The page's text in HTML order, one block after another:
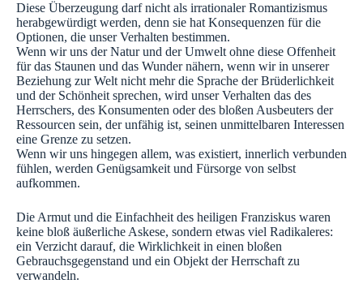
Diese Überzeugung darf nicht als irrationaler Romantizismus
herabgewürdigt werden, denn sie hat Konsequenzen für die
Optionen, die unser Verhalten bestimmen.
Wenn wir uns der Natur und der Umwelt ohne diese Offenheit
für das Staunen und das Wunder nähern, wenn wir in unserer
Beziehung zur Welt nicht mehr die Sprache der Brüderlichkeit
und der Schönheit sprechen, wird unser Verhalten das des
Herrschers, des Konsumenten oder des bloßen Ausbeuters der
Ressourcen sein, der unfähig ist, seinen unmittelbaren Interessen
eine Grenze zu setzen.
Wenn wir uns hingegen allem, was existiert, innerlich verbunden
fühlen, werden Genügsamkeit und Fürsorge von selbst
aufkommen.
Die Armut und die Einfachheit des heiligen Franziskus waren
keine bloß äußerliche Askese, sondern etwas viel Radikaleres:
ein Verzicht darauf, die Wirklichkeit in einen bloßen
Gebrauchsgegenstand und ein Objekt der Herrschaft zu
verwandeln.